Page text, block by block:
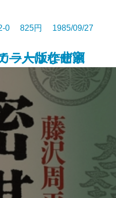
ラー版作曲家
―人はなぜ酒
0 825円 1985/09/27